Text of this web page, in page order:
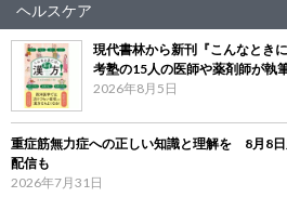
ヘルスケア
現代書林から新刊『こんなとき
考塾の15人の医師や薬剤師が執
2026年8月5日
重症筋無力症への正しい知識と理解を 8月8
配信も
2026年7月31日